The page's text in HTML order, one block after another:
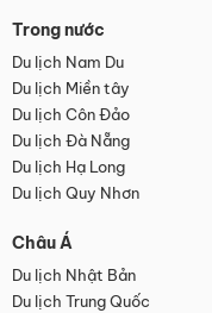
Trong nước
Du lịch Nam Du
Du lịch Miền tây
Du lịch Côn Đảo
Du lịch Đà Nẵng
Du lịch Hạ Long
Du lịch Quy Nhơn
Châu Á
Du lịch Nhật Bản
Du lịch Trung Quốc